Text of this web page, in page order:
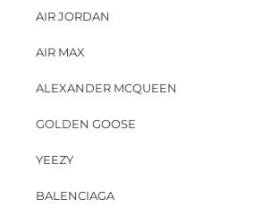
AIR JORDAN
AIR MAX
ALEXANDER MCQUEEN
GOLDEN GOOSE
YEEZY
BALENCIAGA